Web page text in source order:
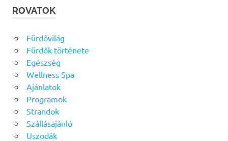
ROVATOK
Fürdővilág
Fürdők története
Egészség
Wellness Spa
Ajánlatok
Programok
Strandok
Szállásajánló
Uszodák